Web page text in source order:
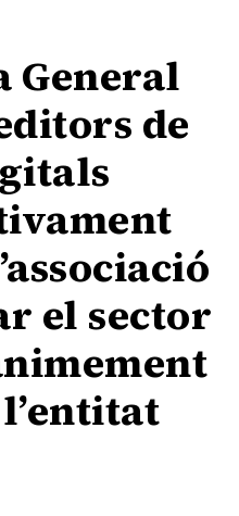
General
de
el sector